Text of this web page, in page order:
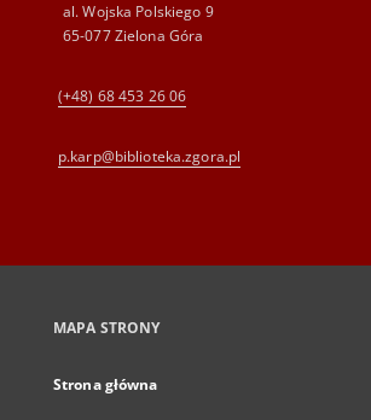
al. Wojska Polskiego 9
65-077 Zielona Góra
(+48) 68 453 26 06
p.karp@biblioteka.zgora.pl
MAPA STRONY
Strona główna